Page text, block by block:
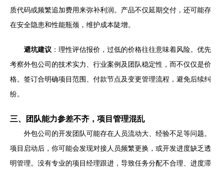
质代码或频繁追加费用来弥补利润。产品不仅延期交付，还可能存
在安全隐患和性能瓶颈，维护成本陡增。
避坑建议 ：理性评估报价，过低的价格往往意味着风险。优先
考察外包公司的技术实力、行业案例及团队稳定性，而不仅仅是价
格。签订合明确项目范围、付款节点及变更管理流程，避免后续纠
纷。
三、团队能力参差不齐，项目管理混乱
外包公司的开发团队可能存在人员流动大、经验不足等问题。
项目启动后，你可能会发现对接人员频繁更换，或开发进度缺乏透
明管理。没有专业的项目经理跟进，导致任务分配不合理、进度滞